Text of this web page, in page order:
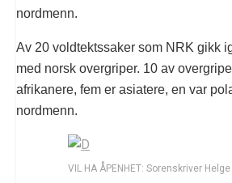
nordmenn.
Av 20 voldtektssaker som NRK gikk
med norsk overgriper. 10 av
afrikanere, fem er asiatere, en var
nordmenn.
VIL HA ÅPENHET: Sorenskriver